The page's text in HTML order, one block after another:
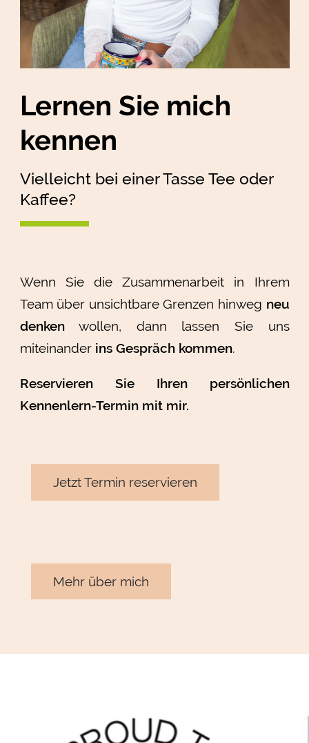
Lernen Sie mich
kennen
Vielleicht bei einer Tasse Tee oder
Kaffee?
Wenn Sie die Zusammenarbeit in Ihrem
Team über unsichtbare Grenzen hinweg neu
denkenwollen, dann lassen Sie uns
miteinander ins Gespräch kommen.
Reservieren Sie Ihren persönlichen
Kennenlern-Termin mit mir.
Jetzt Termin reservieren
Mehr über mich